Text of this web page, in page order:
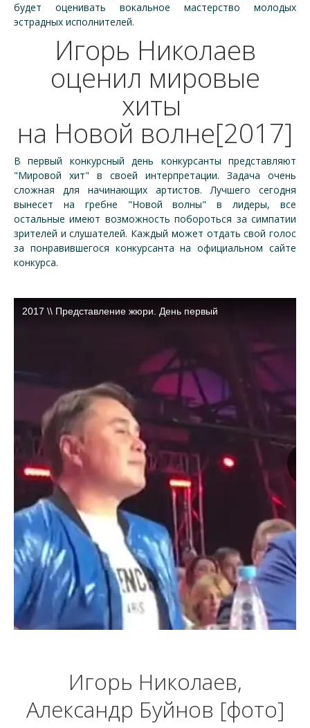
будет оценивать вокальное мастерство молодых
эстрадных исполнителей.
Игорь Николаев
оценил мировые
хиты
на Новой волне[2017]
В первый конкурсный день конкурсанты представляют
"Мировой хит" в своей интерпретации. Задача очень
сложная для начинающих артистов. Лучшего сегодня
вынесет на гребне "Новой волны" в лидеры, все
остальные имеют возможность побороться за симпатии
зрителей и слушателей. Каждый может отдать свой голос
за понравившегося конкурсанта на официальном сайте
конкурса.
Игорь Николаев,
Александр Буйнов [фото]